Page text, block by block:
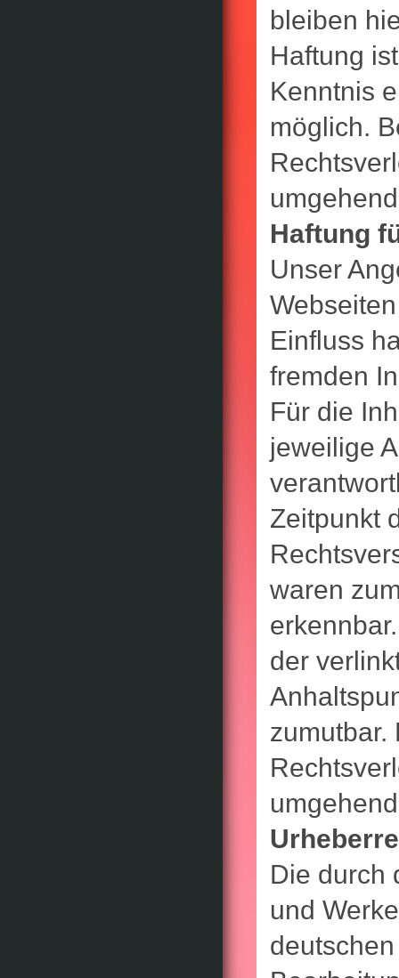
bleiben
Haftung
Kenntnis
möglich.
Haftung
Unser
Einfluss
fremden
Für die
jeweilige
Zeitpunkt
waren
der
zumutbar.
Die durch
und